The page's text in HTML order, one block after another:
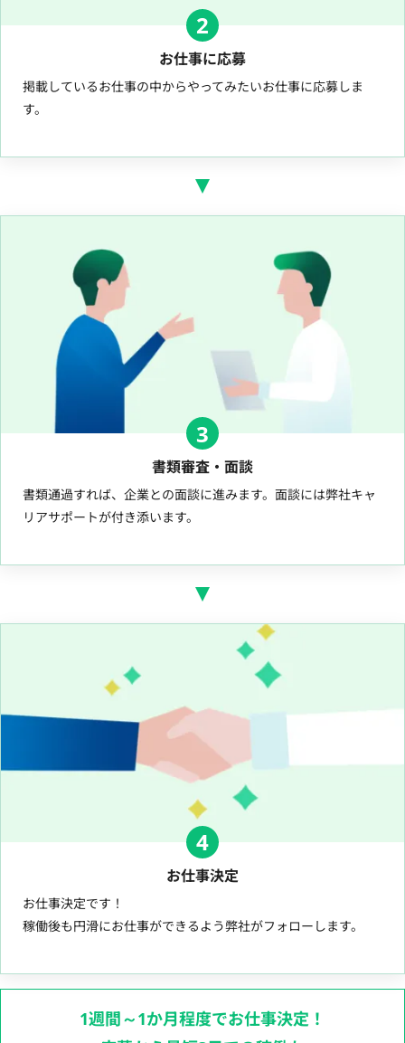
2
お仕事に応募
掲載しているお仕事の中からやってみたいお仕事に応募しま
す。
3
書類審査・面談
書類通過すれば、企業との面談に進みます。面談には弊社キャ
リアサポートが付き添います。
4
お仕事決定
お仕事決定です！
稼働後も円滑にお仕事ができるよう弊社がフォローします。
1週間～1か月程度でお仕事決定！